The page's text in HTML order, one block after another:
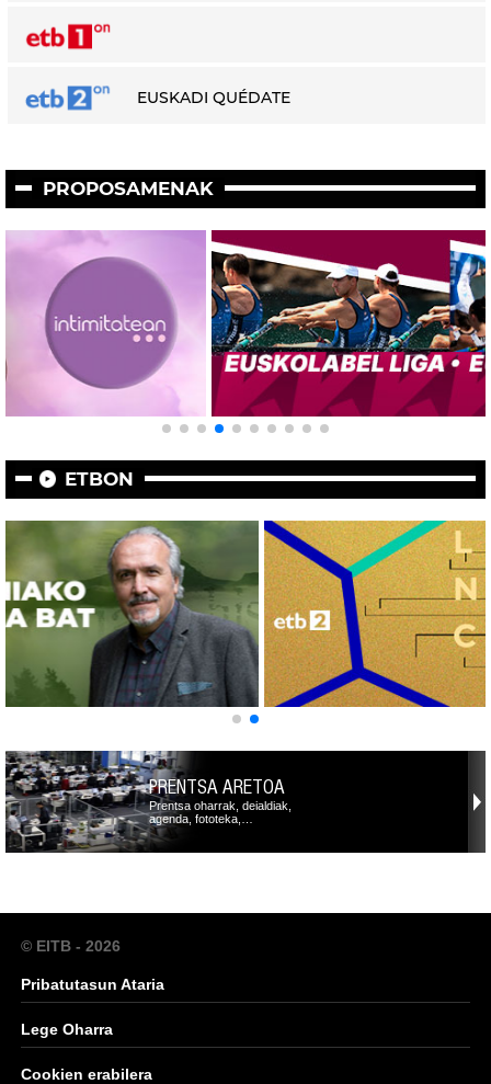
EUSKADI QUÉDATE
PROPOSAMENAK
ETBON
PRENTSA ARETOA
Prentsa oharrak, deialdiak,
agenda, fototeka,…
© EITB - 2026
Pribatutasun Ataria
Lege Oharra
Cookien erabilera